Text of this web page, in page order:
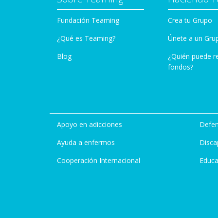
Fundación Teaming
¿Qué es Teaming?
Blog
Crea tu Grupo
Únete a un
¿Quién puede
fondos?
Apoyo en adicciones
Ayuda a enfermos
Cooperación Internacional